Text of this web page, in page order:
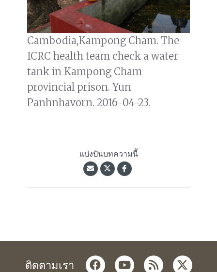
Cambodia,Kampong Cham. The
ICRC health team check a water
tank in Kampong Cham
provincial prison. Yun
Panhnhavorn. 2016-04-23.
แบ่งปันบทความนี้
ติดตามเรา facebookyoutube
rss twitter